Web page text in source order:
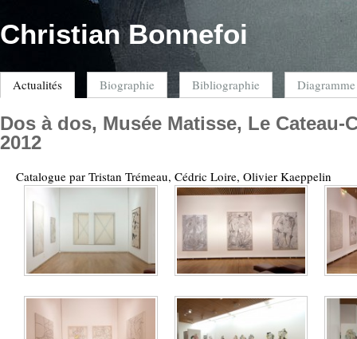
Christian Bonnefoi
Actualités Biographie Bibliographie
Dos à dos, Musée Matisse, Le Cateau-
2012
Catalogue par Tristan Trémeau, Cédric Loire, Olivier Kaeppelin